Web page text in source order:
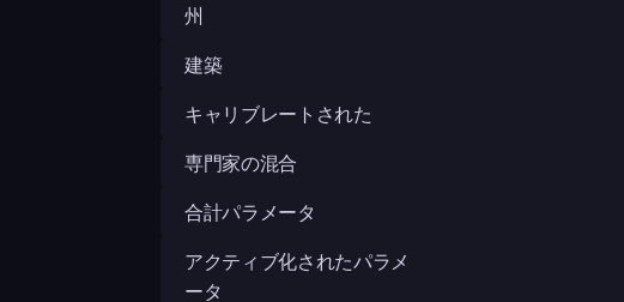
州
建築
キャリブレートされた
専門家の混合
合計パラメータ
アクティブ化されたパラメ
ータ